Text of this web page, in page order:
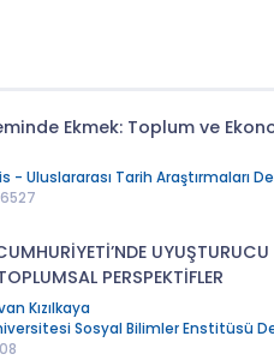
Ekmek: Toplum ve
- Uluslararası Tarih Araştırmaları
PERSPEKTİFLER
Kızılkaya
Sosyal Bilimler Enstitüsü